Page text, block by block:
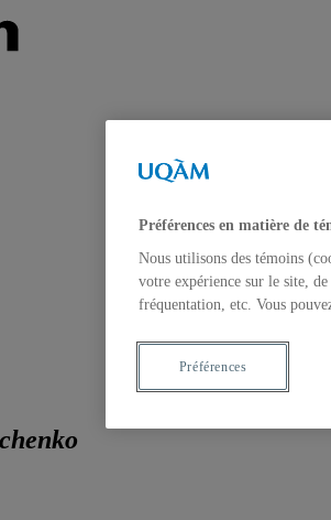
Préférences en matière de
Nous utilisons des témoins
votre expérience sur le site,
fréquentation, etc. Vous
Préférences